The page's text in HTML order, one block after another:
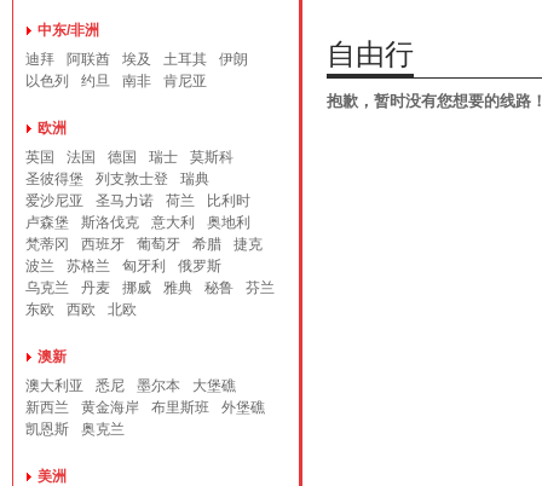
中东/非洲
迪拜
阿联酋 埃及 土耳其
伊朗
以色列
约旦 南非 肯尼亚
欧洲
英国
法国 德国 瑞士
莫斯科
圣彼得堡
列支敦士登
瑞典
爱沙尼亚
圣马力诺 荷兰
比利时
卢森堡
斯洛伐克 意大利
奥地利
梵蒂冈
西班牙 葡萄牙 希腊
捷克
波兰
苏格兰 匈牙利
俄罗斯
乌克兰
丹麦 挪威 雅典 秘鲁
芬兰
东欧
西欧 北欧
澳新
澳大利亚
悉尼 墨尔本
大堡礁
新西兰
黄金海岸 布里斯班
外堡礁
凯恩斯
奥克兰
美洲
自由行
抱歉，暂时没有您想要的线路